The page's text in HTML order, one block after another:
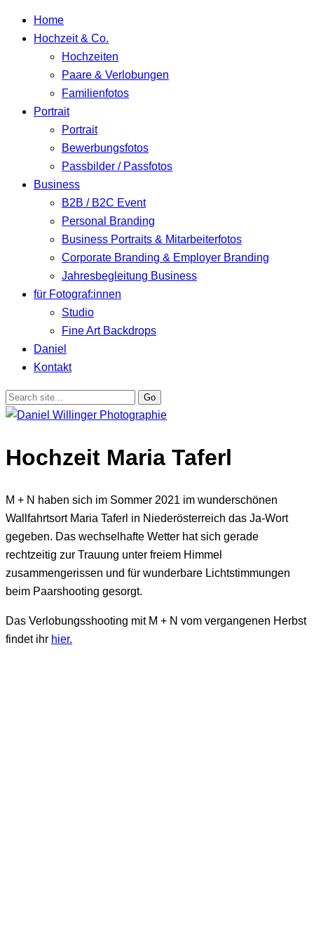
Home
Hochzeit & Co.
Hochzeiten
Paare & Verlobungen
Familienfotos
Portrait
Portrait
Bewerbungsfotos
Passbilder / Passfotos
Business
B2B / B2C Event
Personal Branding
Business Portraits & Mitarbeiterfotos
Corporate Branding & Employer Branding
Jahresbegleitung Business
für Fotograf:innen
Studio
Fine Art Backdrops
Daniel
Kontakt
Hochzeit Maria Taferl
M + N haben sich im Sommer 2021 im wunderschönen
Wallfahrtsort Maria Taferl in Niederösterreich das Ja-Wort
gegeben. Das wechselhafte Wetter hat sich gerade
rechtzeitig zur Trauung unter freiem Himmel
zusammengerissen und für wunderbare Lichtstimmungen
beim Paarshooting gesorgt.
Das Verlobungsshooting mit M + N vom vergangenen Herbst
findet ihr hier.